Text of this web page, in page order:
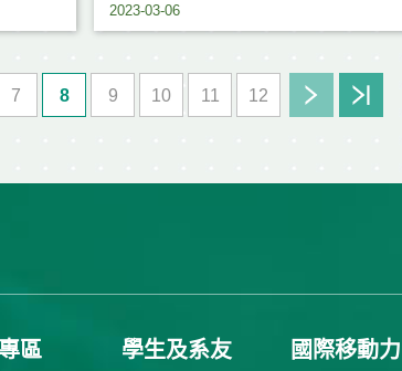
2023-03-06
7 8 9 10 11 12
區 學生及系友 國際移動力